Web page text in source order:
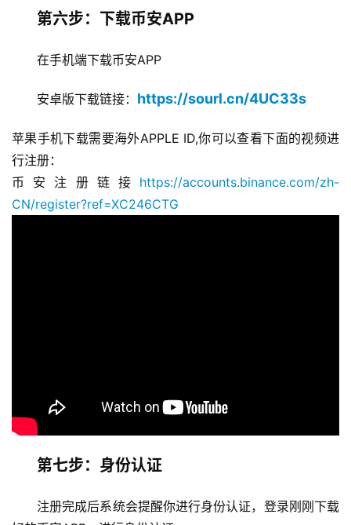
第六步：下载币安APP
在手机端下载币安APP
安卓版下载链接： https://sourl.cn/4UC33s
苹果手机下载需要海外APPLE ID,你可以查看下面的视频进
行注册：
币安注册链接 https://accounts.binance.com/zh-
CN/register?ref=XC246CTG
第七步：身份认证
注册完成后系统会提醒你进行身份认证，登录刚刚下载